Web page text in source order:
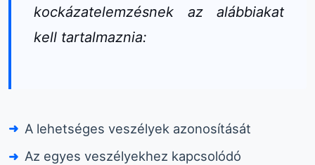
kockázatelemzésnek az alábbiakat
kell tartalmaznia:
A lehetséges veszélyek azonosítását
Az egyes veszélyekhez kapcsolódó